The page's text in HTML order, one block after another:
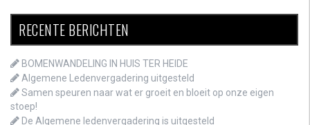
RECENTE BERICHTEN
BOMENWANDELING IN HUIS TER HEIDE
Algemene Ledenvergadering uitgesteld
Samen speuren naar wat er groeit en bloeit op onze eigen
stoep!
De Algemene ledenvergadering is uitgesteld